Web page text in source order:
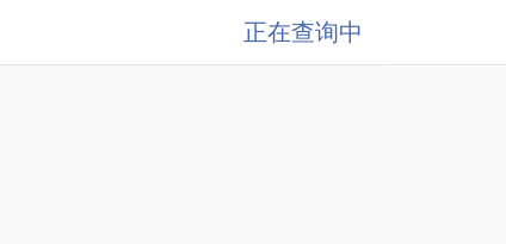
正在查询中